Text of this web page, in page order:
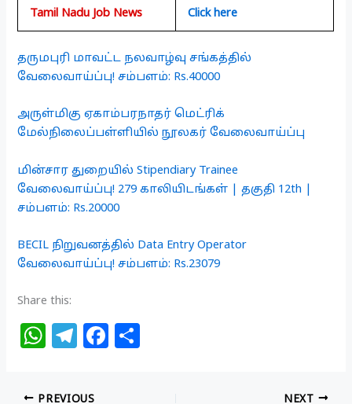
Tamil Nadu Job News Click here
தருமபுரி மாவட்ட நலவாழ்வு சங்கத்தில்
வேலைவாய்ப்பு! சம்பளம்: Rs.40000
அருள்மிகு ஏகாம்பரநாதர் மெட்ரிக்
மேல்நிலைப்பள்ளியில் நூலகர் வேலைவாய்ப்பு
மின்சார துறையில் Stipendiary Trainee
வேலைவாய்ப்பு! 279 காலியிடங்கள் | தகுதி 12th |
சம்பளம்: Rs.20000
BECIL நிறுவனத்தில் Data Entry Operator
வேலைவாய்ப்பு! சம்பளம்: Rs.23079
Share this:
W
at
T
e
F
PREVIOUS NEXT